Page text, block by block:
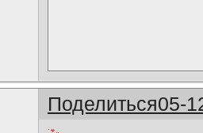
Поделиться05-